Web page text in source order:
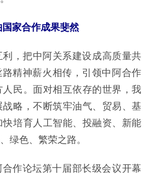
家合作成果斐然
，把中阿关系建设成高质量共
精神薪火相传，引领中阿合作
民。面对相互依存的世界，我
略，不断筑牢油气、贸易、基
培育人工智能、投融资、新能
绿色、繁荣之路。
论坛第十届部长级会议开幕